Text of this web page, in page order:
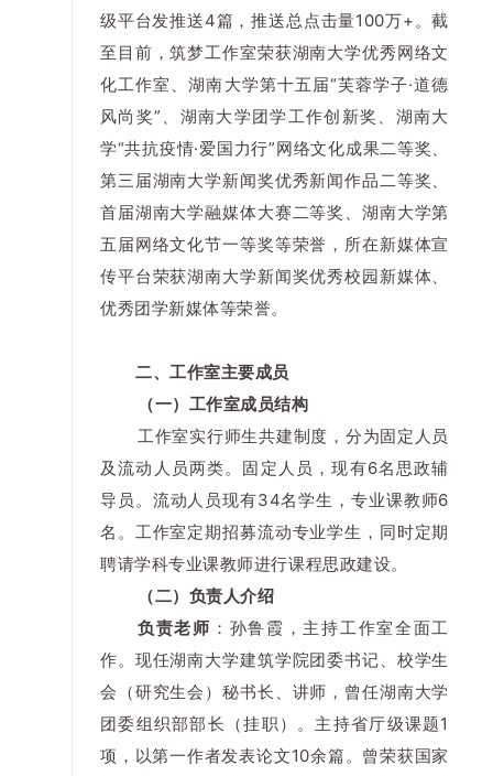
级平台发推送4篇，推送总点击量100万+。截
至目前，筑梦工作室荣获湖南大学优秀网络文
化工作室、湖南大学第十五届“芙蓉学子·道德
风尚奖”、湖南大学团学工作创新奖、湖南大
学“共抗疫情·爱国力行”网络文化成果二等奖、
第三届湖南大学新闻奖优秀新闻作品二等奖、
首届湖南大学融媒体大赛二等奖、湖南大学第
五届网络文化节一等奖等荣誉，所在新媒体宣
传平台荣获湖南大学新闻奖优秀校园新媒体、
优秀团学新媒体等荣誉。
二、工作室主要成员
（一）工作室成员结构
工作室实行师生共建制度，分为固定人员
及流动人员两类。固定人员，现有6名思政辅
导员。流动人员现有34名学生，专业课教师6
名。工作室定期招募流动专业学生，同时定期
聘请学科专业课教师进行课程思政建设。
（二）负责人介绍
负责老师 ：孙鲁霞，主持工作室全面工
作。现任湖南大学建筑学院团委书记、校学生
会（研究生会）秘书长、讲师，曾任湖南大学
团委组织部部长（挂职）。主持省厅级课题1
项，以第一作者发表论文10余篇。曾荣获国家